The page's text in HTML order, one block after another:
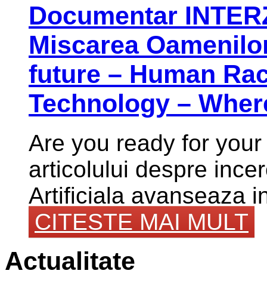
Documentar
Miscarea
future – Human
Technology –
Are you ready for
articolului despre
Artificiala avanseaza
CITESTE MAI MULT
Actualitate